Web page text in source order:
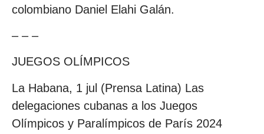
colombiano Daniel Elahi Galán.
– – –
JUEGOS OLÍMPICOS
La Habana, 1 jul (Prensa Latina) Las
delegaciones cubanas a los Juegos
Olímpicos y Paralímpicos de París 2024